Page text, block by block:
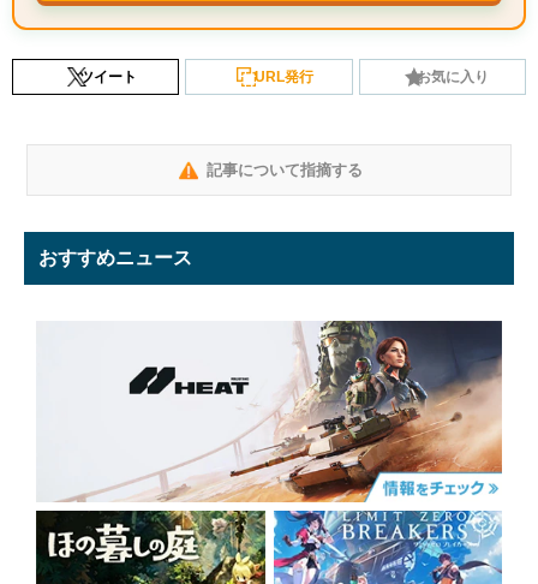
ツイート URL発行 お気に入り
記事について指摘する
おすすめニュース